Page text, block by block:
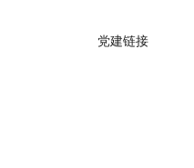
党建链接